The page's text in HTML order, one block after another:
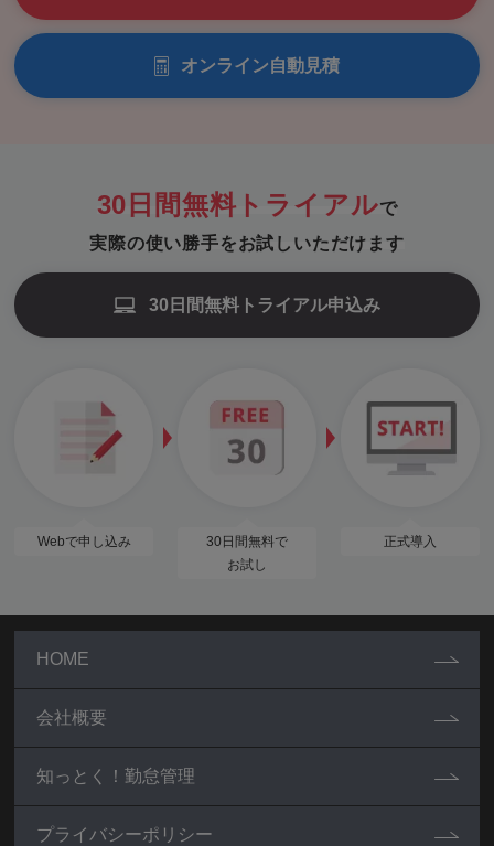
オンライン自動見積
30日間無料トライアルで
実際の使い勝手をお試しいただけます
30日間無料トライアル申込み
Webで申し込み
30日間無料で
お試し
正式導入
HOME
会社概要
知っとく！勤怠管理
プライバシーポリシー